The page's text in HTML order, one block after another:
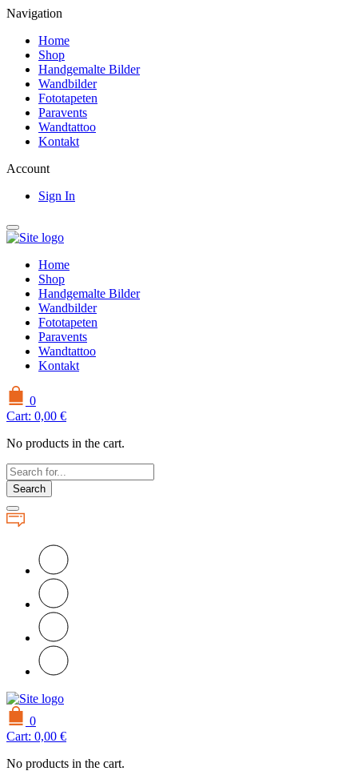
Navigation
Home
Shop
Handgemalte Bilder
Wandbilder
Fototapeten
Paravents
Wandtattoo
Kontakt
Account
Sign In
Home
Shop
Handgemalte Bilder
Wandbilder
Fototapeten
Paravents
Wandtattoo
Kontakt
0
Cart: 0,00 €
No products in the cart.
Search
0
Cart: 0,00 €
No products in the cart.